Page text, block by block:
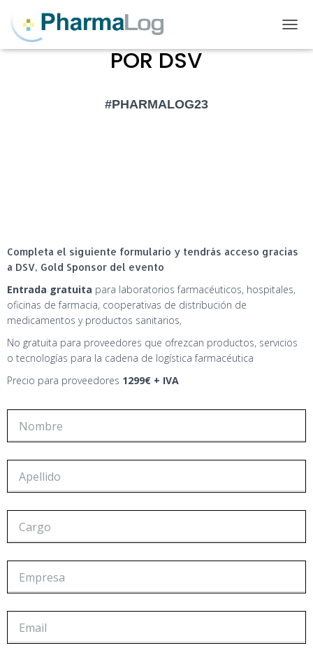
O
INVITACIÓN PHARMALOG
POR DSV
#PHARMALOG23
Completa el siguiente formulario y tendrás acceso gracias
a DSV, Gold Sponsor del evento
Entrada gratuita para laboratorios farmacéuticos, hospitales,
oficinas de farmacia, cooperativas de distribución de
medicamentos y productos sanitarios,
No gratuita para proveedores que ofrezcan productos, servicios
o tecnologías para la cadena de logística farmacéutica
Precio para proveedores 1299€ + IVA